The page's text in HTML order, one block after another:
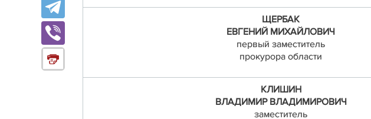
ЩЕРБАК
ЕВГЕНИЙ МИХАЙЛОВИЧ
первый заместитель
прокурора области
КЛИШИН
ВЛАДИМИР ВЛАДИМИРОВИЧ
заместитель